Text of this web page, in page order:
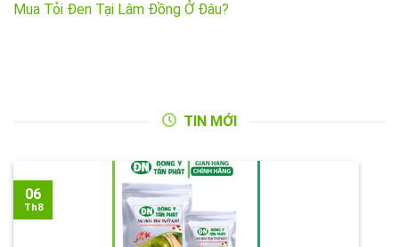
Mua Tỏi Đen Tại Lâm Đồng Ở Đâu?
TIN MỚI
06
Th8